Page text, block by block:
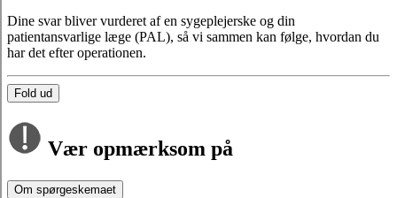
Dine svar bliver vurderet af en sygeplejerske og din
patientansvarlige læge (PAL), så vi sammen kan følge, hvordan du
har det efter operationen.
Fold ud
Vær opmærksom på
Om spørgeskemaet